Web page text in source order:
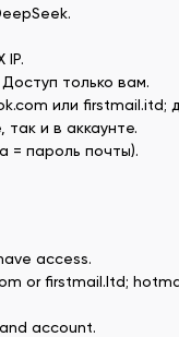
IP.
только вам.
или firstmail.itd;
так и в аккаунте.
= пароль почты).
access.
or firstmail.Itd;
account.